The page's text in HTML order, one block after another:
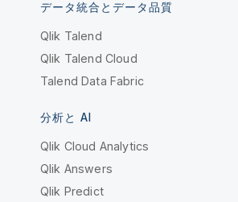
データ統合とデータ品質
Qlik Talend
Qlik Talend Cloud
Talend Data Fabric
分析と AI
Qlik Cloud Analytics
Qlik Answers
Qlik Predict